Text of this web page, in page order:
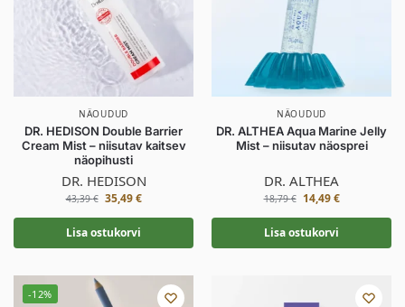
NÄOUDUD
DR. HEDISON Double Barrier
Cream Mist – niisutav kaitsev
näopihusti
DR. HEDISON
43,39€ 35,49€
Lisa ostukorvi
NÄOUDUD
DR. ALTHEA Aqua Marine Jelly
Mist – niisutav näosprei
DR. ALTHEA
18,79€ 14,49€
Lisa ostukorvi
-12%